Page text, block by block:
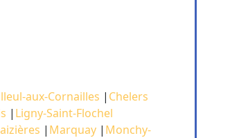
aux-Cornailles | Chelers
| Ligny-Saint-Flochel
| Marquay | Monchy-